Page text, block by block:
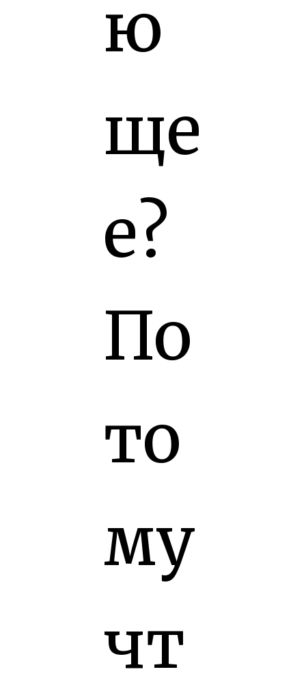
ю
ще
е?
По
то
му
чт